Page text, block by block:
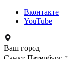
Вконтакте
YouTube
Ваш город